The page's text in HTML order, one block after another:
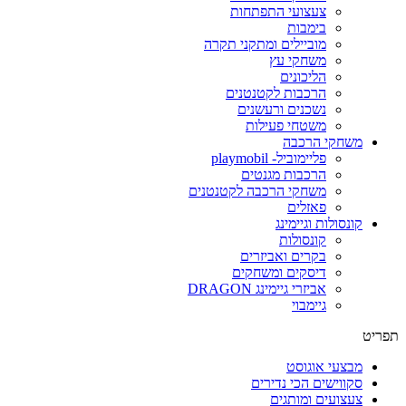
צעצועי התפתחות
בימבות
מוביילים ומתקני תקרה
משחקי עץ
הליכונים
הרכבות לקטנטנים
נשכנים ורעשנים
משטחי פעילות
משחקי הרכבה
פליימוביל- playmobil
הרכבות מגנטים
משחקי הרכבה לקטנטנים
פאזלים
קונסולות וגיימינג
קונסולות
בקרים ואביזרים
דיסקים ומשחקים
אביזרי גיימינג DRAGON
גיימבוי
מבצעי אוגוסט
סקווישים הכי נדירים
צעצועים ומותגים